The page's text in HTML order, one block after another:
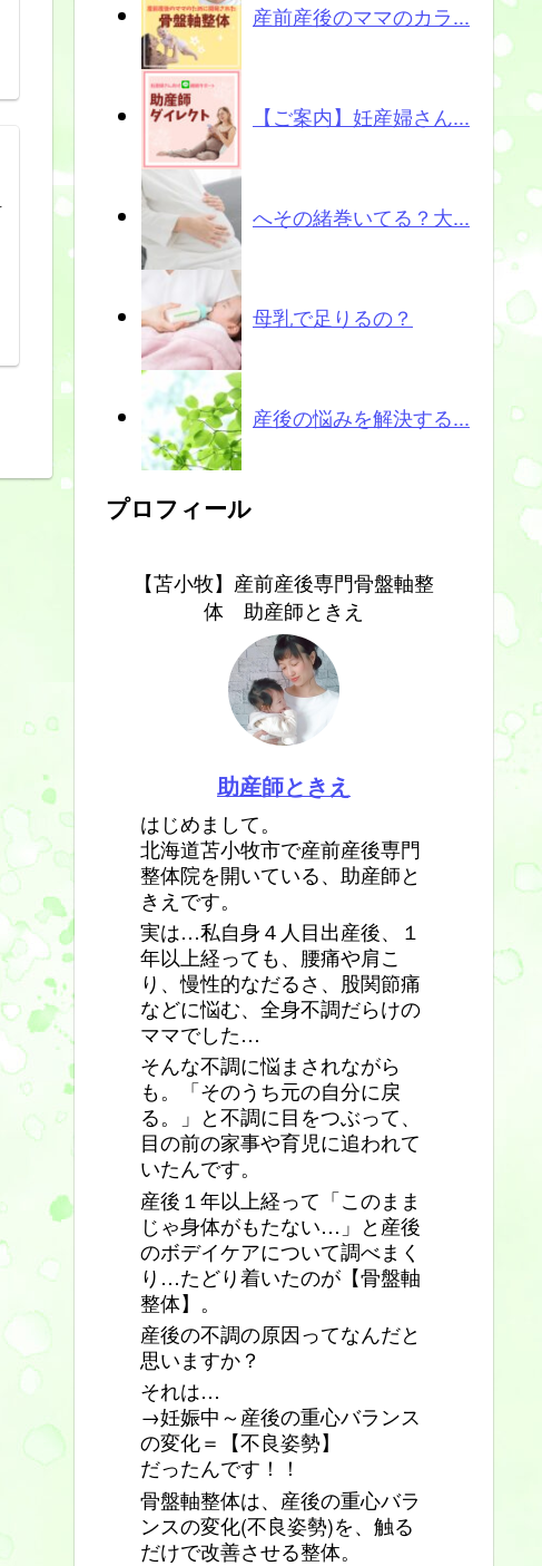
産前産後のママのカラ...
【ご案内】妊産婦さん...
へその緒巻いてる？大...
母乳で足りるの？
産後の悩みを解決する...
プロフィール
【苫小牧】産前産後専門骨盤軸整
体 助産師ときえ
助産師ときえ
はじめまして。
北海道苫小牧市で産前産後専門
整体院を開いている、助産師と
きえです。
実は…私自身４人目出産後、１
年以上経っても、腰痛や肩こ
り、慢性的なだるさ、股関節痛
などに悩む、全身不調だらけの
ママでした…
そんな不調に悩まされながら
も。「そのうち元の自分に戻
る。」と不調に目をつぶって、
目の前の家事や育児に追われて
いたんです。
産後１年以上経って「このまま
じゃ身体がもたない…」と産後
のボデイケアについて調べまく
り…たどり着いたのが【骨盤軸
整体】。
産後の不調の原因ってなんだと
思いますか？
それは…
→妊娠中～産後の重心バランス
の変化＝【不良姿勢】
だったんです！！
骨盤軸整体は、産後の重心バラ
ンスの変化(不良姿勢)を、触る
だけで改善させる整体。